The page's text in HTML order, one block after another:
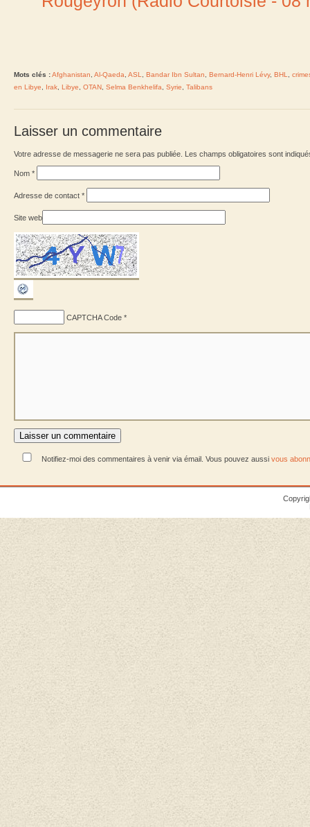
Mots clés :Afghanistan Al-Qaeda ASL Bandar Ibn Sultan Bernard-Henri Lévy, BHL
en Libye
Irak Libye OTAN Selma Benkhelifa Syrie Talibans
Laisser un commentaire
Votre adresse de messagerie ne sera pas publiée. Les champs obligatoires sont
Nom *
Adresse de contact *
Site web
CAPTCHA Code *
Notifiez-moi des commentaires à venir via émail. Vous pouvez aussi vous